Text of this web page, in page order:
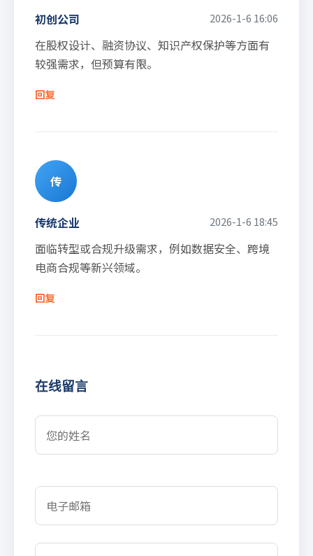
初创公司 2026-1-6 16:06
在股权设计、融资协议、知识产权保护等方面有
较强需求，但预算有限。
回复
传
传统企业 2026-1-6 18:45
面临转型或合规升级需求，例如数据安全、跨境
电商合规等新兴领域。
回复
在线留言